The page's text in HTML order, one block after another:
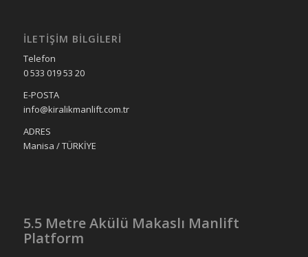
İLETIŞIM BILGILERI
Telefon
0 533 019 53 20
E-POSTA
info@kiralikmanlift.com.tr
ADRES
Manisa / TÜRKİYE
5.5 Metre Akülü Makaslı Manlift
Platform